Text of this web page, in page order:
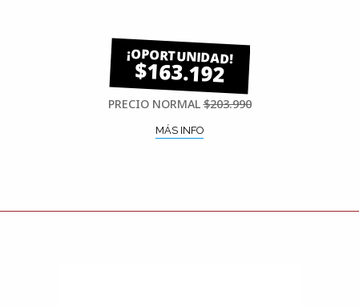
$163.192
PRECIO NORMAL$203.990
MÁS INFO